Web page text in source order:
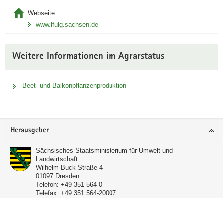
Webseite:
www.lfulg.sachsen.de
Weitere Informationen im Agrarstatus
Beet- und Balkonpflanzenproduktion
Footer-
Herausgeber
Sächsisches Staatsministerium für Umwelt und
Landwirtschaft
Wilhelm-Buck-Straße 4
01097 Dresden
Telefon: +49 351 564-0
Telefax: +49 351 564-20007